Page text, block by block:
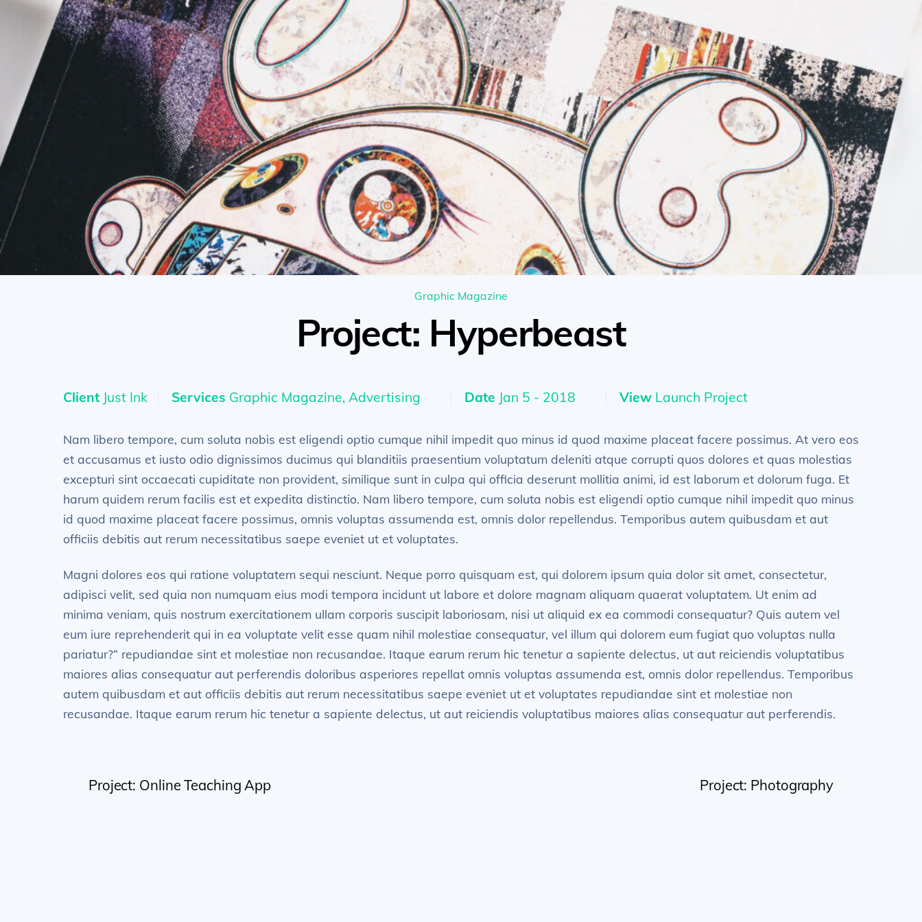
Graphic Magazine
Project: Hyperbeast
Client Just Ink Services Graphic Magazine, Advertising Date Jan 5 - 2018 View Launch Project
Nam libero tempore, cum soluta nobis est eligendi optio cumque nihil impedit quo minus id quod maxime placeat facere possimus. At vero eos
et accusamus et iusto odio dignissimos ducimus qui blanditiis praesentium voluptatum deleniti atque corrupti quos dolores et quas molestias
excepturi sint occaecati cupiditate non provident, similique sunt in culpa qui officia deserunt mollitia animi, id est laborum et dolorum fuga. Et
harum quidem rerum facilis est et expedita distinctio. Nam libero tempore, cum soluta nobis est eligendi optio cumque nihil impedit quo minus
id quod maxime placeat facere possimus, omnis voluptas assumenda est, omnis dolor repellendus. Temporibus autem quibusdam et aut
officiis debitis aut rerum necessitatibus saepe eveniet ut et voluptates.
Magni dolores eos qui ratione voluptatem sequi nesciunt. Neque porro quisquam est, qui dolorem ipsum quia dolor sit amet, consectetur,
adipisci velit, sed quia non numquam eius modi tempora incidunt ut labore et dolore magnam aliquam quaerat voluptatem. Ut enim ad
minima veniam, quis nostrum exercitationem ullam corporis suscipit laboriosam, nisi ut aliquid ex ea commodi consequatur? Quis autem vel
eum iure reprehenderit qui in ea voluptate velit esse quam nihil molestiae consequatur, vel illum qui dolorem eum fugiat quo voluptas nulla
pariatur?“ repudiandae sint et molestiae non recusandae. Itaque earum rerum hic tenetur a sapiente delectus, ut aut reiciendis voluptatibus
maiores alias consequatur aut perferendis doloribus asperiores repellat omnis voluptas assumenda est, omnis dolor repellendus. Temporibus
autem quibusdam et aut officiis debitis aut rerum necessitatibus saepe eveniet ut et voluptates repudiandae sint et molestiae non
recusandae. Itaque earum rerum hic tenetur a sapiente delectus, ut aut reiciendis voluptatibus maiores alias consequatur aut perferendis.
Project: Online Teaching App Project: Photography